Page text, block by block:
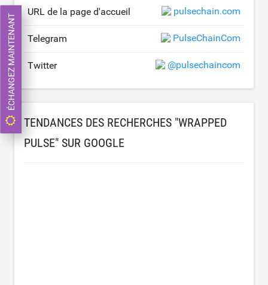
URL de la page d'accueil pulsechain.com
Telegram PulseChainCom
Twitter @pulsechaincom
TENDANCES DES RECHERCHES "WRAPPED
PULSE" SUR GOOGLE
ÉCHANGEZ MAINTENANT